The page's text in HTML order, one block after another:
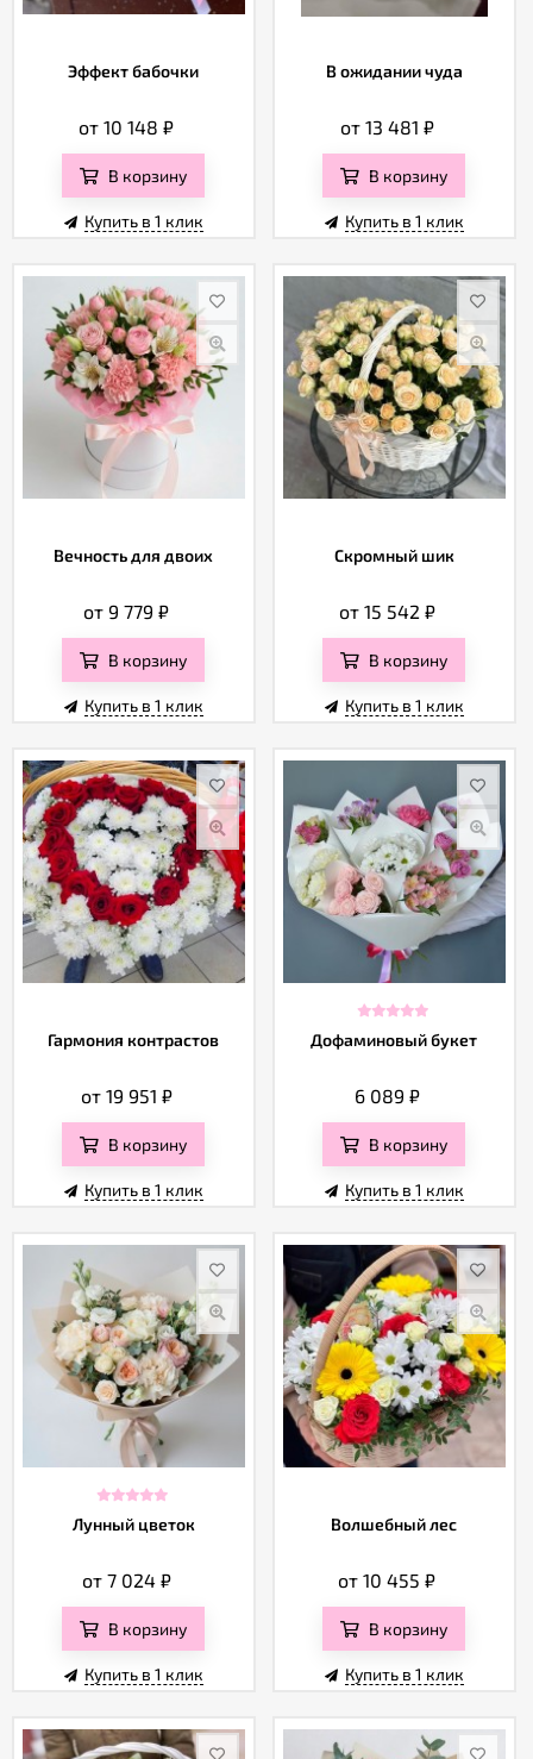
Эффект бабочки
от 10 148₽
В корзину
Купить в 1 клик
В ожидании чуда
от 13 481 ₽
В корзину
Купить в 1 клик
Вечность для двоих
от 9 779₽
В корзину
Купить в 1 клик
Скромный шик
от 15 542 ₽
В корзину
Купить в 1 клик
Гармония контрастов
от 19 951 ₽
В корзину
Купить в 1 клик
Дофаминовый букет
6 089 ₽
В корзину
Купить в 1 клик
Лунный цветок
от 7 024 ₽
В корзину
Купить в 1 клик
Волшебный лес
от 10 455₽
В корзину
Купить в 1 клик